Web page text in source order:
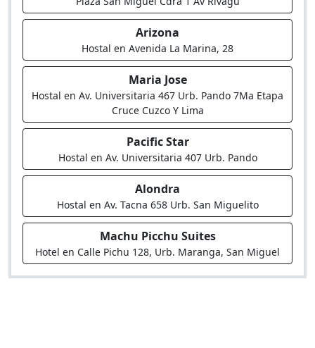
Arizona
Hostal en Avenida La Marina, 28
Maria Jose
Hostal en Av. Universitaria 467 Urb. Pando 7Ma Etapa
Cruce Cuzco Y Lima
Pacific Star
Hostal en Av. Universitaria 407 Urb. Pando
Alondra
Hostal en Av. Tacna 658 Urb. San Miguelito
Machu Picchu Suites
Hotel en Calle Pichu 128, Urb. Maranga, San Miguel